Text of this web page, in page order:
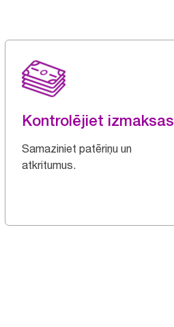
Kontrolējiet izmaksas
Samaziniet patēriņu un
atkritumus.